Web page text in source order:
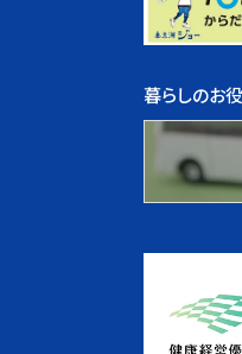
暮らしのお